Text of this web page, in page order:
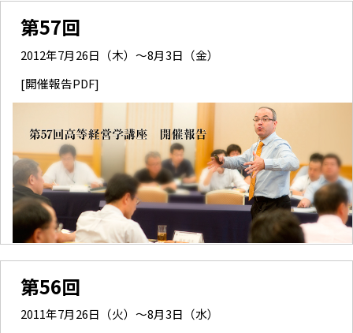
第57回
2012年7月26日（木）～8月3日（金）
[開催報告PDF]
第56回
2011年7月26日（火）～8月3日（水）